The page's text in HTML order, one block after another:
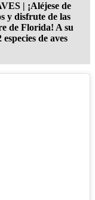
| ¡Aléjese de
y disfrute de las
de Florida! A su
de aves